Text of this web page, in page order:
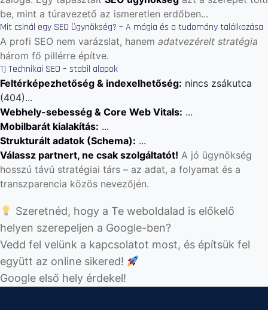
be, mint a túravezető az ismeretlen erdőben...
Mit csinál egy SEO ügynökség? – A mágia és a tudomány találkozása
A profi SEO nem varázslat, hanem adatvezérelt stratégia
három fő pillérre építve.
1) Technikai SEO – stabil alapok
Feltérképezhetőség & indexelhetőség: nincs zsákutca
(404)...
Webhely-sebesség & Core Web Vitals: ...
Mobilbarát kialakítás: ...
Strukturált adatok (Schema): ...
Válassz partnert, ne csak szolgáltatót! A jó ügynökség
hosszú távú stratégiai társ – az adat, a folyamat és a
transzparencia közös nevezőjén.
Szeretnéd, hogy a Te weboldalad is előkelő
helyen szerepeljen a Google-ben?
Vedd fel velünk a kapcsolatot most, és építsük fel
együtt az online sikered!
Google első hely érdekel!